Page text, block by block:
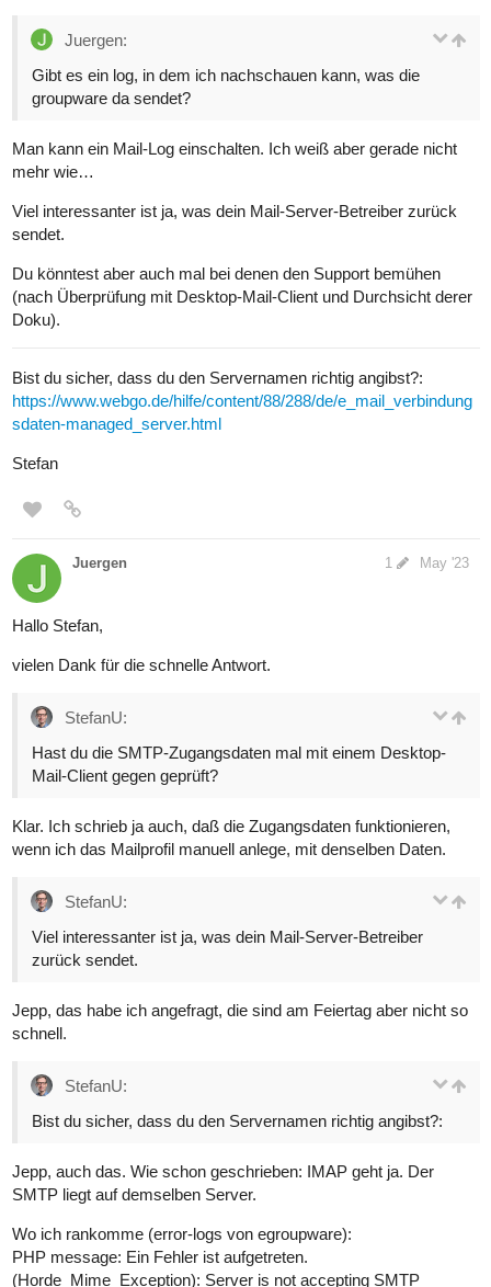
Juergen:
Gibt es ein log, in dem ich nachschauen kann, was die
groupware da sendet?
Man kann ein Mail-Log einschalten. Ich weiß aber gerade nicht
mehr wie…
Viel interessanter ist ja, was dein Mail-Server-Betreiber zurück
sendet.
Du könntest aber auch mal bei denen den Support bemühen
(nach Überprüfung mit Desktop-Mail-Client und Durchsicht derer
Doku).
Bist du sicher, dass du den Servernamen richtig angibst?:
https://www.webgo.de/hilfe/content/88/288/de/e_mail_verbindung
sdaten-managed_server.html
Stefan
Juergen May '23
1
Hallo Stefan,
vielen Dank für die schnelle Antwort.
StefanU:
Hast du die SMTP-Zugangsdaten mal mit einem Desktop-
Mail-Client gegen geprüft?
Klar. Ich schrieb ja auch, daß die Zugangsdaten funktionieren,
wenn ich das Mailprofil manuell anlege, mit denselben Daten.
StefanU:
Viel interessanter ist ja, was dein Mail-Server-Betreiber
zurück sendet.
Jepp, das habe ich angefragt, die sind am Feiertag aber nicht so
schnell.
StefanU:
Bist du sicher, dass du den Servernamen richtig angibst?:
Jepp, auch das. Wie schon geschrieben: IMAP geht ja. Der
SMTP liegt auf demselben Server.
Wo ich rankomme (error-logs von egroupware):
PHP message: Ein Fehler ist aufgetreten.
(Horde_Mime_Exception): Server is not accepting SMTP